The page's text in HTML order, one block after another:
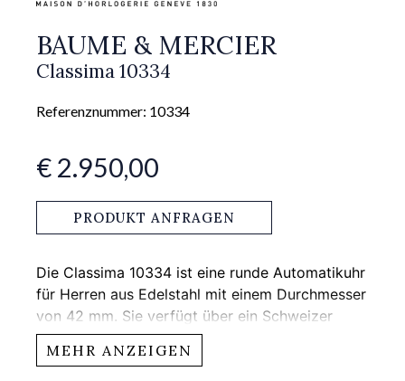
BAUME & MERCIER
Classima 10334
Referenznummer: 10334
€ 2.950,00
PRODUKT ANFRAGEN
Die Classima 10334 ist eine runde Automatikuhr
für Herren aus Edelstahl mit einem Durchmesser
von 42 mm. Sie verfügt über ein Schweizer
Automatikuhrwerk, blaue Stahlzeiger und ein
Edelstahlarmband sowie ein silberfarbenes
MEHR ANZEIGEN